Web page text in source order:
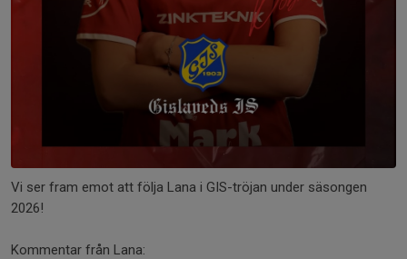
Vi ser fram emot att följa Lana i GIS-tröjan under säsongen
2026!
Kommentar från Lana: